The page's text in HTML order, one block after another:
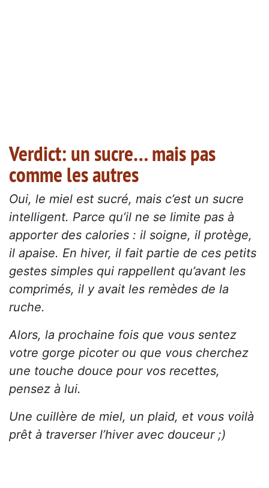
Verdict: un sucre… mais pas
comme les autres
Oui, le miel est sucré, mais c’est un sucre
intelligent. Parce qu’il ne se limite pas à
apporter des calories : il soigne, il protège,
il apaise. En hiver, il fait partie de ces petits
gestes simples qui rappellent qu’avant les
comprimés, il y avait les remèdes de la
ruche.
Alors, la prochaine fois que vous sentez
votre gorge picoter ou que vous cherchez
une touche douce pour vos recettes,
pensez à lui.
Une cuillère de miel, un plaid, et vous voilà
prêt à traverser l’hiver avec douceur ;)